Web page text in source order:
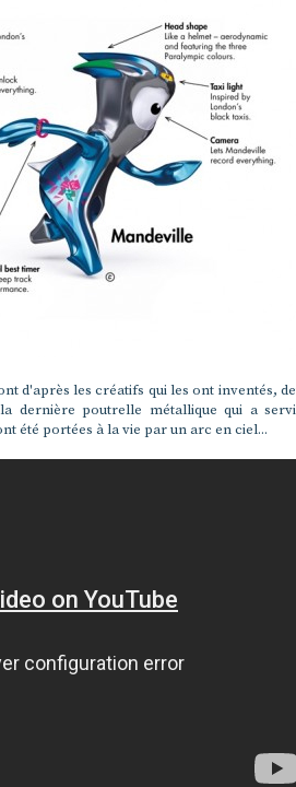
d'après les créatifs qui les ont inventés,
dernière poutrelle métallique qui a
été portées à la vie par un arc en ciel...